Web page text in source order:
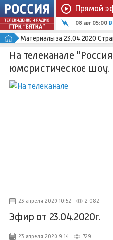
Прямой
08 авг 05:00 В
Материалы за 23.04.2020
На телеканале
юмористическое шоу.
23 апреля 2020 10:52 2 082
Эфир от 23.04.2020г.
23 апреля 2020 9:14 729